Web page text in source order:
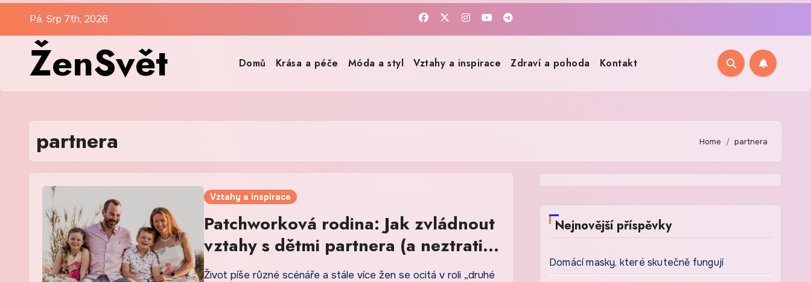
content
Pá. Srp 7th, 2026
ŽenSvět Domů Krása a péče Móda a styl Vztahy a inspirace Zdraví a pohoda Kontakt
partnera Home partnera
Vztahy a inspirace
Patchworková rodina: Jak zvládnout
vztahy s dětmi partnera (a neztratit
samu sebe)
Život píše různé scénáře a stále více žen se ocitá v roli „druhé
Nejnovější příspěvky
Domácí masky, které skutečně fungují